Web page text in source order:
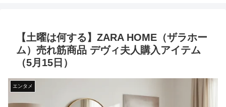
【土曜は何する】ZARA HOME（ザラホー
ム）売れ筋商品 デヴィ夫人購入アイテム
（5月15日）
エンタメ